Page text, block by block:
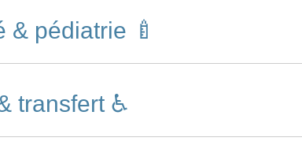
& pédiatrie 🍼
transfert ♿